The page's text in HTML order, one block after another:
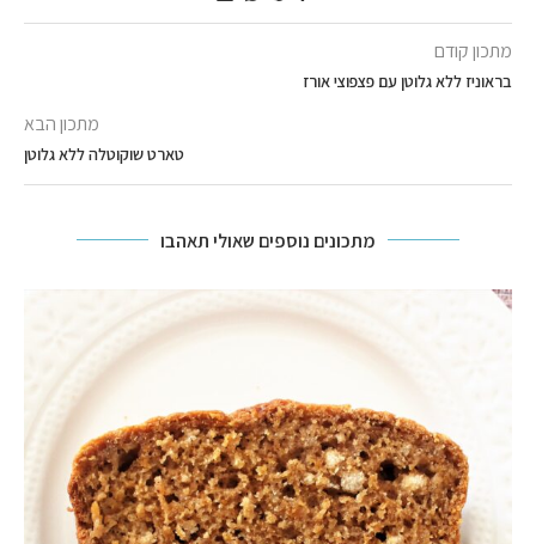
מתכון קודם
בראוניז ללא גלוטן עם פצפוצי אורז
מתכון הבא
טארט שוקוטלה ללא גלוטן
מתכונים נוספים שאולי תאהבו